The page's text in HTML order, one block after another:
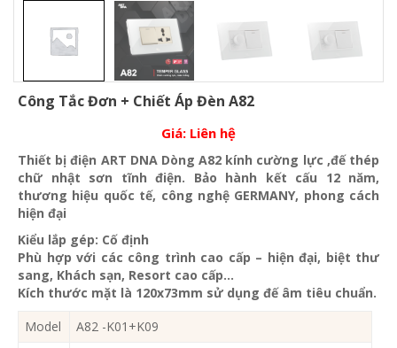
Công Tắc Đơn + Chiết Áp Đèn A82
Giá: Liên hệ
Thiết bị điện ART DNA Dòng A82 kính cường lực ,đế thép
chữ nhật sơn tĩnh điện. Bảo hành kết cấu 12 năm,
thương hiệu quốc tế, công nghệ GERMANY, phong cách
hiện đại
Kiểu lắp gép: Cố định
Phù hợp với các công trình cao cấp – hiện đại, biệt thư
sang, Khách sạn, Resort cao cấp…
Kích thước mặt là 120x73mm sử dụng đế âm tiêu chuẩn.
Model
A82 -K01+K09